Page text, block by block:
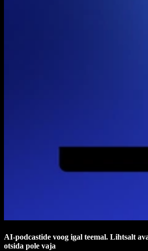
AI-podcastide voog igal teemal. Lihtsalt
otsida pole vaja